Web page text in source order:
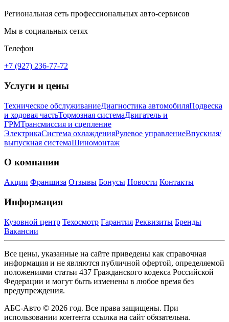
Региональная сеть профессиональных авто-сервисов
Мы в социальных сетях
Телефон
+7 (927) 236-77-72
Услуги и цены
Техническое обслуживаниеДиагностика автомобиляПодвеска
и ходовая частьТормозная системаДвигатель и
ГРМТрансмиссия и сцепление
ЭлектрикаСистема охлажденияРулевое управлениеВпускная/
выпускная системаШиномонтаж
О компании
Акции Франшиза Отзывы Бонусы Новости Контакты
Информация
Кузовной центр Техосмотр Гарантия Реквизиты Бренды
Вакансии
Все цены, указанные на сайте приведены как справочная
информация и не являются публичной офертой, определяемой
положениями статьи 437 Гражданского кодекса Российской
Федерации и могут быть изменены в любое время без
предупреждения.
АБС-Авто © 2026 год. Все права защищены. При
использовании контента ссылка на сайт обязательна.